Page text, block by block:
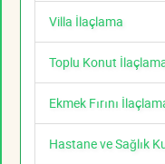
Villa İlaçlama
Toplu Konut
Ekmek Fırını
Hastane ve Sağlık